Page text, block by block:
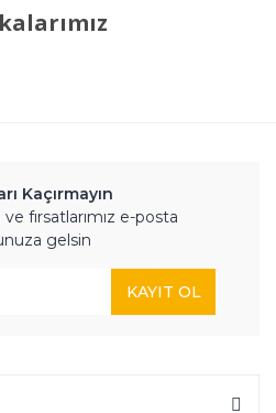
Kaçırmayın
fırsatlarımız e-posta
gelsin
KAYIT OL